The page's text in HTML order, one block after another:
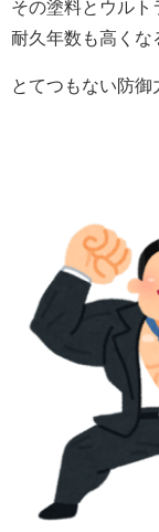
その塗料とウルト
耐久年数も高くな
とてつもない防御